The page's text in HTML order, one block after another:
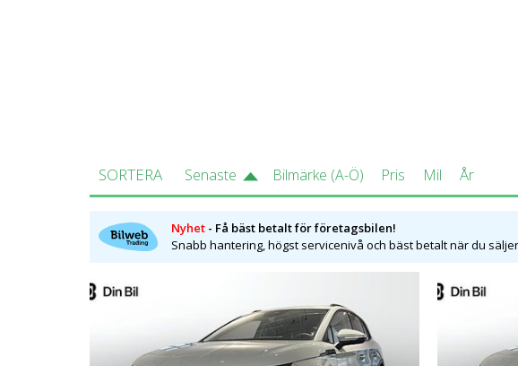
SORTERA Senaste Bilmärke (A-Ö) Pris Mil År
Nyhet- Få bäst betalt för företagsbilen!
Snabb hantering, högst servicenivå och bäst betalt när du